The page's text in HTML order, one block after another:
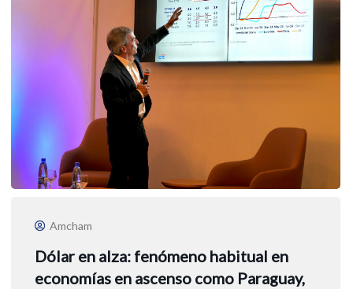
Amcham
Dólar en alza: fenómeno habitual en
economías en ascenso como Paraguay,